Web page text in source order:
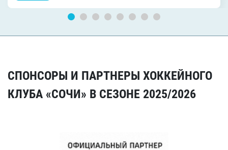
СПОНСОРЫ И ПАРТНЕРЫ ХОККЕЙНОГО
КЛУБА «СОЧИ» В СЕЗОНЕ 2025/2026